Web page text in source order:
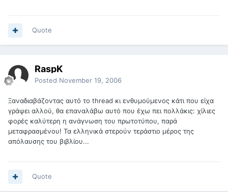
Quote
RaspK
Posted November 19, 2006
Ξαναδιαβάζοντας αυτό το thread κι ενθυμούμενος κάτι που είχα
γράψει αλλού, θα επαναλάβω αυτό που έχω πει πολλάκις: χίλιες
φορές καλύτερη η ανάγνωση του πρωτοτύπου, παρά
μεταφρασμένου! Τα ελληνικά στερούν τεράστιο μέρος της
απόλαυσης του βιβλίου...
Quote